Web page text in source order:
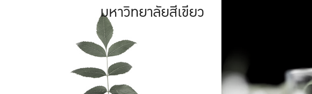
มหาวิทยาลัยสีเขียว